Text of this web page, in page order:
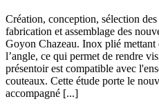
Création, conception, sélection
fabrication et assemblage des
Goyon Chazeau. Inox plié mettant
l’angle, ce qui permet de rendre
présentoir est compatible avec
couteaux. Cette étude porte le
accompagné [...]